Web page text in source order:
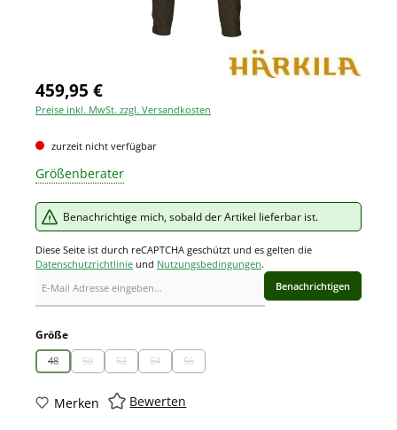
459,95 €
Preise inkl. MwSt. zzgl. Versandkosten
zurzeit nicht verfügbar
Größenberater
Benachrichtige mich, sobald der Artikel lieferbar ist.
Diese Seite ist durch reCAPTCHA geschützt und es gelten die
Datenschutzrichtlinie und Nutzungsbedingungen.
Benachrichtigen
Größeauswählen
48
(Diese Option ist zurzeit nicht verfügbar.)
50
(Diese Option ist zurzeit nicht verfügbar.)
52
(Diese Option ist zurzeit nicht verfügbar.)
54
(Diese Option ist zurzeit nicht verfügbar.)
56
(Diese Option ist zurzeit nicht verfügbar.)
Merken Bewerten